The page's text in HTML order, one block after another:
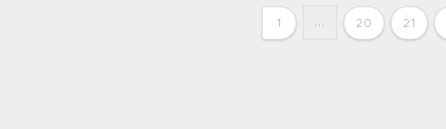
1 ... 20 21